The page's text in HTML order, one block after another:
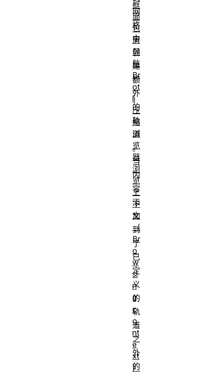
网
格
中
创
建
额
外
的
轨
道
。
当
内
容
添
加
到
了
已
定
义
的
轨
道
之
外
的
框
面
包
屑
导
航
Br
ot
li
压
缩
浏
览
器
浏
览
上
下
文
（
Br
o
w
si
n
g
c
o
nt
e
xt
）